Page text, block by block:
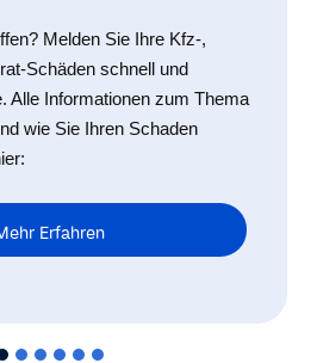
Melden Sie Ihre Kfz-,
Schäden schnell und
Alle Informationen zum Thema
wie Sie Ihren Schaden
Erfahren